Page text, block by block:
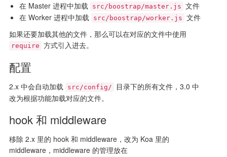
在 Master 进程中加载 src/boostrap/master.js 文件
在 Worker 进程中加载 src/boostrap/worker.js 文件
如果还要加载其他的文件，那么可以在对应的文件中使用
require 方式引入进去。
配置
2.x 中会自动加载 src/config/
目录下的所有文件，3.0 中
改为根据功能加载对应的文件。
hook 和 middleware
移除 2.x 里的 hook 和 middleware，改为 Koa 里的
middleware，middleware 的管理放在